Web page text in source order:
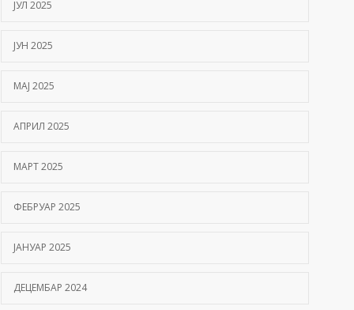
ЈУЛ 2025
ЈУН 2025
МАЈ 2025
АПРИЛ 2025
МАРТ 2025
ФЕБРУАР 2025
ЈАНУАР 2025
ДЕЦЕМБАР 2024